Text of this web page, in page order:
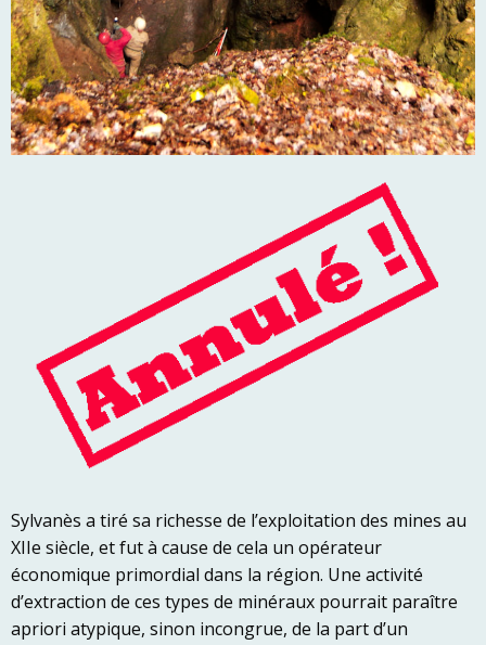
Sylvanès a tiré sa richesse de l’exploitation des mines au
XIIe siècle, et fut à cause de cela un opérateur
économique primordial dans la région. Une activité
d’extraction de ces types de minéraux pourrait paraître
apriori atypique, sinon incongrue, de la part d’un